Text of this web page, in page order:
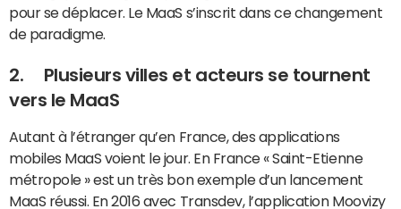
pour se déplacer. Le MaaS s’inscrit dans ce changement
de paradigme.
2. Plusieurs villes et acteurs se tournent
vers le MaaS
Autant à l’étranger qu’en France, des applications
mobiles MaaS voient le jour. En France « Saint-Etienne
métropole » est un très bon exemple d’un lancement
MaaS réussi. En 2016 avec Transdev, l’application Moovizy